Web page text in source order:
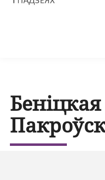
Беніцкая